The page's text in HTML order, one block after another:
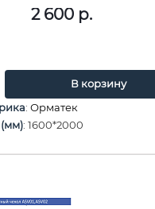
2 600р.
В корзину
: Орматек
(мм): 1600*2000